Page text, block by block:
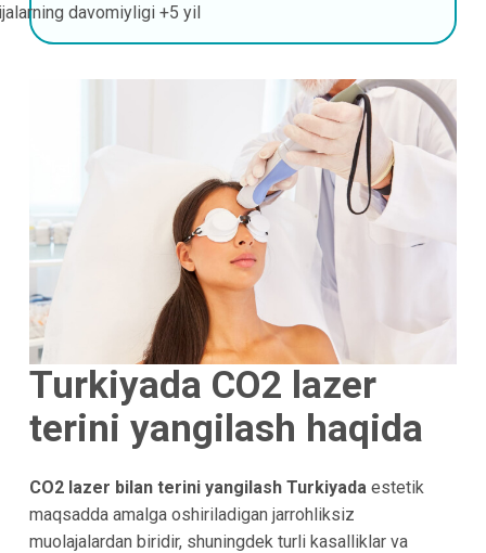
davomiyligi +5 yil
Turkiyada CO2 lazer
terini yangilash haqida
CO2 lazer bilan terini yangilash Turkiyadaestetik
maqsadda amalga oshiriladigan jarrohliksiz
muolajalardan biridir, shuningdek turli kasalliklar va